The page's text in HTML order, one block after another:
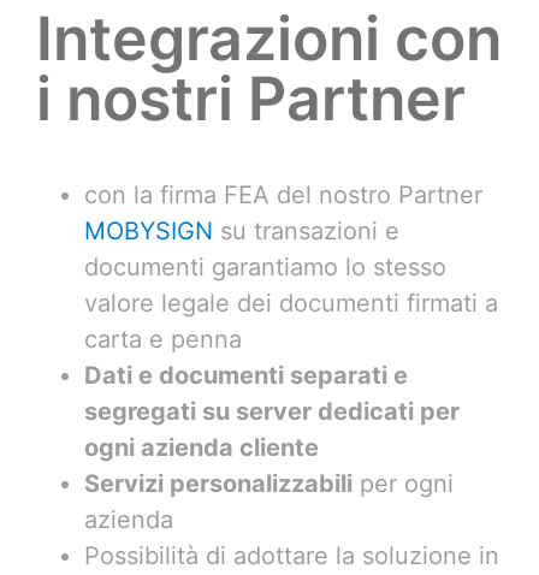
Integrazioni con
i nostri Partner
con la firma FEA del nostro Partner
MOBYSIGN su transazioni e
documenti garantiamo lo stesso
valore legale dei documenti firmati a
carta e penna
Dati e documenti separati e
segregati su server dedicati per
ogni azienda cliente
Servizi personalizzabili per ogni
azienda
Possibilità di adottare la soluzione in